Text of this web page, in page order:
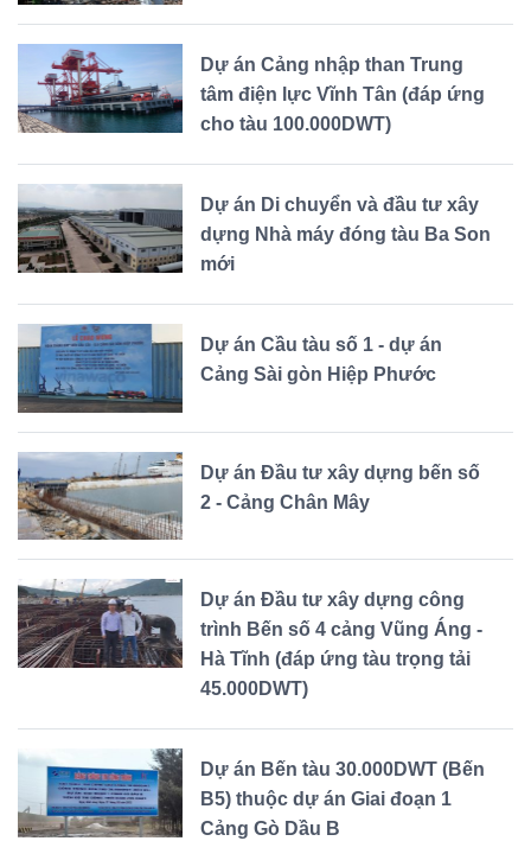
Dự án Cảng nhập than Trung
tâm điện lực Vĩnh Tân (đáp ứng
cho tàu 100.000DWT)
Dự án Di chuyển và đầu tư xây
dựng Nhà máy đóng tàu Ba Son
mới
Dự án Cầu tàu số 1 - dự án
Cảng Sài gòn Hiệp Phước
Dự án Đầu tư xây dựng bến số
2 - Cảng Chân Mây
Dự án Đầu tư xây dựng công
trình Bến số 4 cảng Vũng Áng -
Hà Tĩnh (đáp ứng tàu trọng tải
45.000DWT)
Dự án Bến tàu 30.000DWT (Bến
B5) thuộc dự án Giai đoạn 1
Cảng Gò Dầu B